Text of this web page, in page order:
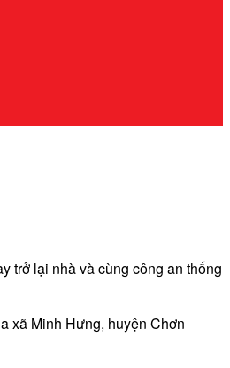
trở lại nhà và cùng công an thống
xã Minh Hưng, huyện Chơn